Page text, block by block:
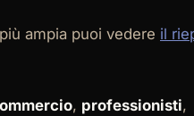
ampia puoi vedere il
, professionisti,